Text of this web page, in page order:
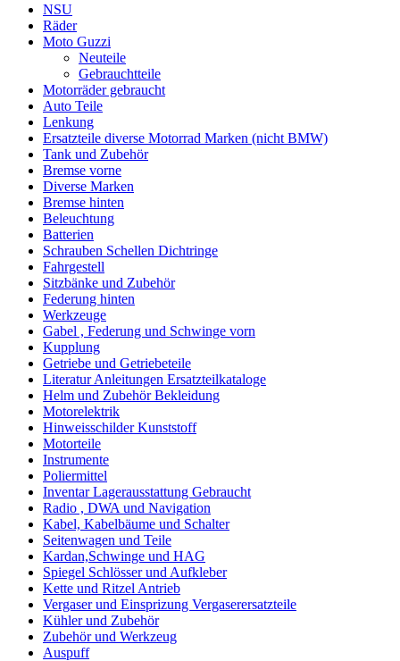
NSU
Räder
Moto Guzzi
Neuteile
Gebrauchtteile
Motorräder gebraucht
Auto Teile
Lenkung
Ersatzteile diverse Motorrad Marken (nicht BMW)
Tank und Zubehör
Bremse vorne
Diverse Marken
Bremse hinten
Beleuchtung
Batterien
Schrauben Schellen Dichtringe
Fahrgestell
Sitzbänke und Zubehör
Federung hinten
Werkzeuge
Gabel , Federung und Schwinge vorn
Kupplung
Getriebe und Getriebeteile
Literatur Anleitungen Ersatzteilkataloge
Helm und Zubehör Bekleidung
Motorelektrik
Hinweisschilder Kunststoff
Motorteile
Instrumente
Poliermittel
Inventar Lagerausstattung Gebraucht
Radio , DWA und Navigation
Kabel, Kabelbäume und Schalter
Seitenwagen und Teile
Kardan,Schwinge und HAG
Spiegel Schlösser und Aufkleber
Kette und Ritzel Antrieb
Vergaser und Einsprizung Vergaserersatzteile
Kühler und Zubehör
Zubehör und Werkzeug
Auspuff